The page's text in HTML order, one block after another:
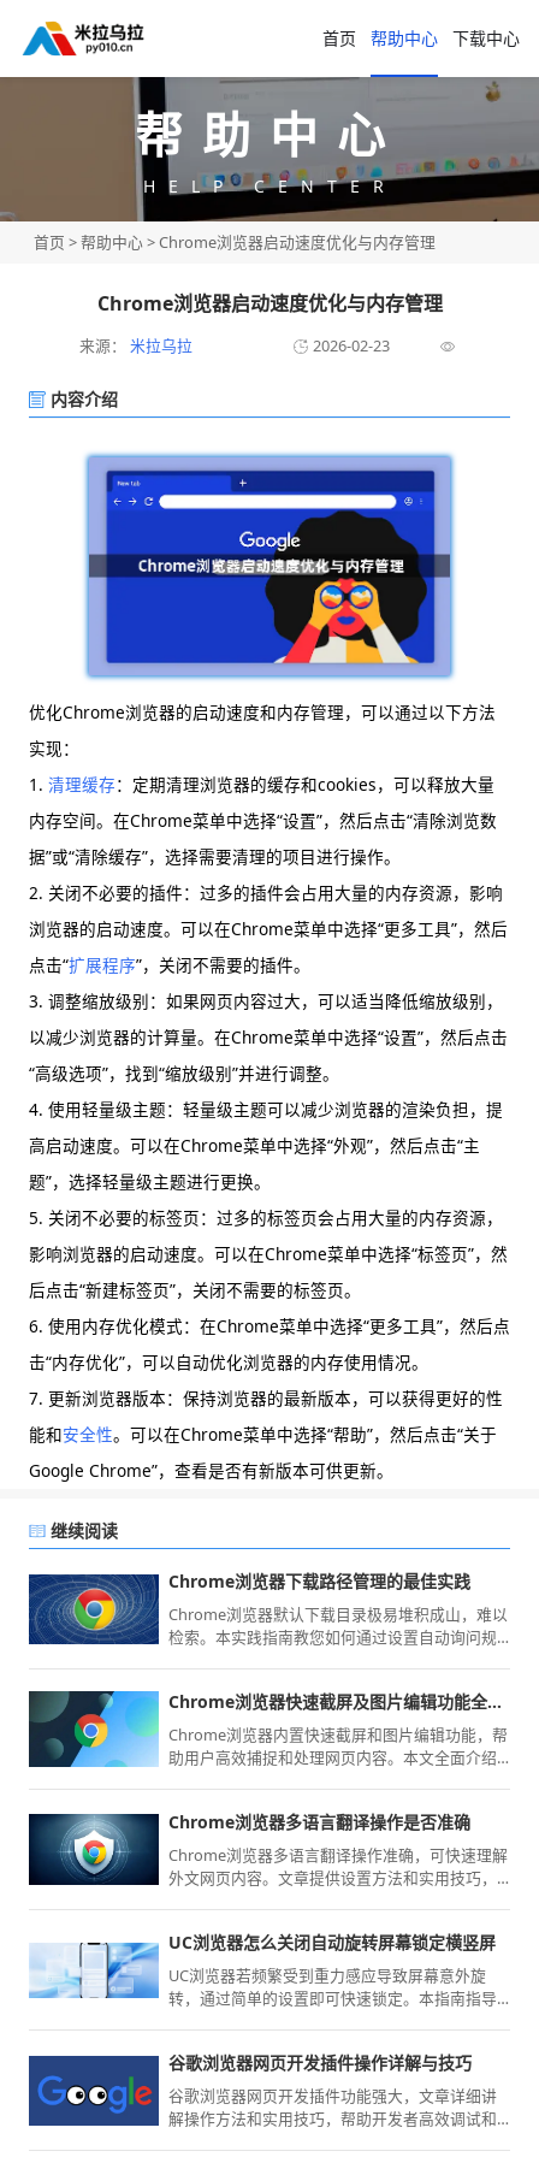
首页 帮助中心 下载中心
帮助中心
HELP CENTER
首页 >帮助中心> Chrome浏览器启动速度优化与内存管理
Chrome浏览器启动速度优化与内存管理
来源： 米拉乌拉 2026-02-23
内容介绍
优化Chrome浏览器的启动速度和内存管理，可以通过以下方法
实现：
1. 清理缓存：定期清理浏览器的缓存和cookies，可以释放大量
内存空间。在Chrome菜单中选择“设置”，然后点击“清除浏览数
据”或“清除缓存”，选择需要清理的项目进行操作。
2. 关闭不必要的插件：过多的插件会占用大量的内存资源，影响
浏览器的启动速度。可以在Chrome菜单中选择“更多工具”，然后
点击“扩展程序”，关闭不需要的插件。
3. 调整缩放级别：如果网页内容过大，可以适当降低缩放级别，
以减少浏览器的计算量。在Chrome菜单中选择“设置”，然后点击
“高级选项”，找到“缩放级别”并进行调整。
4. 使用轻量级主题：轻量级主题可以减少浏览器的渲染负担，提
高启动速度。可以在Chrome菜单中选择“外观”，然后点击“主
题”，选择轻量级主题进行更换。
5. 关闭不必要的标签页：过多的标签页会占用大量的内存资源，
影响浏览器的启动速度。可以在Chrome菜单中选择“标签页”，然
后点击“新建标签页”，关闭不需要的标签页。
6. 使用内存优化模式：在Chrome菜单中选择“更多工具”，然后点
击“内存优化”，可以自动优化浏览器的内存使用情况。
7. 更新浏览器版本：保持浏览器的最新版本，可以获得更好的性
能和安全性。可以在Chrome菜单中选择“帮助”，然后点击“关于
Google Chrome”，查看是否有新版本可供更新。
继续阅读
Chrome浏览器下载路径管理的最佳实践
Chrome浏览器默认下载目录极易堆积成山，难以
检索。本实践指南教您如何通过设置自动询问规
以让您的桌面始终保持整洁，从源头上建立起规
范的文件归档体系，大幅减少后续手动整理的工
作量。
Chrome浏览器快速截屏及图片编辑功能全面指南
Chrome浏览器内置快速截屏和图片编辑功能，帮
助用户高效捕捉和处理网页内容。本文全面介绍
Chrome浏览器多语言翻译操作是否准确
Chrome浏览器多语言翻译操作准确，可快速理解
外文网页内容。文章提供设置方法和实用技巧，
UC浏览器怎么关闭自动旋转屏幕锁定横竖屏
UC浏览器若频繁受到重力感应导致屏幕意外旋
转，通过简单的设置即可快速锁定。本指南指导
视觉反馈，告别屏幕乱跳的干扰。
谷歌浏览器网页开发插件操作详解与技巧
谷歌浏览器网页开发插件功能强大，文章详细讲
解操作方法和实用技巧，帮助开发者高效调试和